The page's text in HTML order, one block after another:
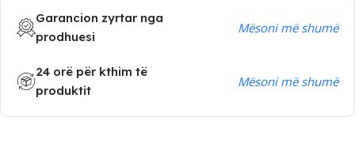
Garancion zyrtar nga
prodhuesi
Mësoni më shumë
24 orë për kthim të
produktit
Mësoni më shumë